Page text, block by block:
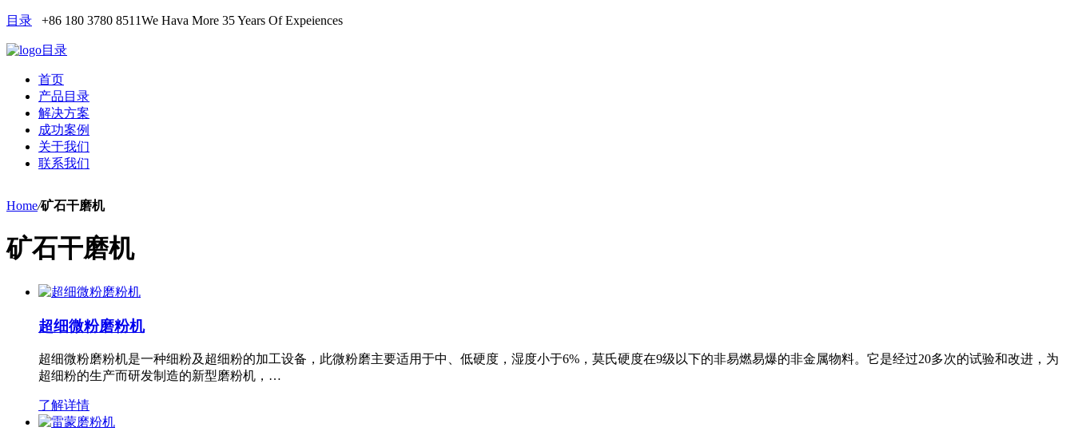
目录 +86 180 3780 8511We Hava More 35 Years Of Expeiences
目录
首页
产品目录
解决方案
成功案例
关于我们
联系我们
Home/矿石干磨机
矿石干磨机
超细微粉磨粉机
超细微粉磨粉机是一种细粉及超细粉的加工设备，此微粉磨主要适用于中、低硬度，湿度小于6%，莫氏硬度在9级以下的非易燃易爆的非金属物料。它是经过20多次的试验和改进，为
超细粉的生产而研发制造的新型磨粉机，…
了解详情